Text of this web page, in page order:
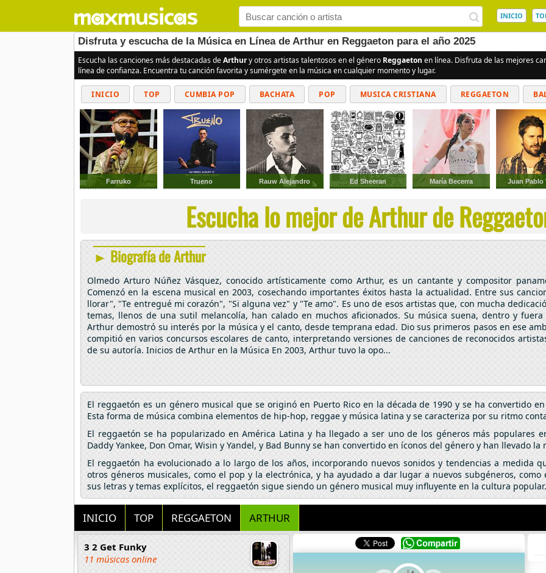
INICIO
Disfruta y escucha de la Música en Línea de Arthur en Reggaeton para el año 2025
Escucha las canciones más destacadas deArthury otros artistas talentosos en el género Reggaeton en línea. Disfruta de las mejores
línea de confianza. Encuentra tu canción favorita y sumérgete en la música en cualquier momento y lugar.
INICIO TOP CUMBIA POP BACHATA POP MUSICA CRISTIANA REGGAETON
CUMBIAS
Farruko Trueno Rauw Alejandro Ed Sheeran María Becerra Juan Pablo
Escucha lo mejor de Arthur de
► Biografía de Arthur
Olmedo Arturo Núñez Vásquez, conocido artísticamente como Arthur, es un cantante y compositor
Comenzó en la escena musical en 2003, cosechando importantes éxitos hasta la actualidad. Entre sus
llorar", "Te entregué mi corazón", "Si alguna vez" y "Te amo". Es uno de esos artistas que, con mucha
temas, llenos de una sutil melancolía, han calado en muchos aficionados. Su música suena, dentro y
Arthur demostró su interés por la música y el canto, desde temprana edad. Dio sus primeros pasos en ese
compitió en varios concursos escolares de canto, interpretando versiones de canciones de reconocidos
de su autoría. Inicios de Arthur en la Música En 2003, Arthur tuvo la opo...
El reggaetón es un género musical que se originó en Puerto Rico en la década de 1990 y se ha convertido
Esta forma de música combina elementos de hip-hop, reggae y música latina y se caracteriza por su ritmo
El reggaetón se ha popularizado en América Latina y ha llegado a ser uno de los géneros más populares
Daddy Yankee, Don Omar, Wisin y Yandel, y Bad Bunny se han convertido en íconos del género y han llevado
El reggaetón ha evolucionado a lo largo de los años, incorporando nuevos sonidos y tendencias a medida
otros géneros musicales, como el pop y la electrónica, y ha ayudado a dar lugar a nuevos subgéneros,
sus letras y temas explícitos, el reggaetón sigue siendo un género musical muy influyente en la cultura popular.
INICIO TOP REGGAETON ARTHUR
3 2 Get Funky
11 músicas online